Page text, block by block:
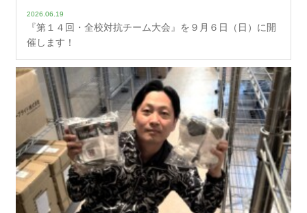
2026.06.19
『第１４回・全校対抗チーム大会』を９月６日（日）に開
催します！